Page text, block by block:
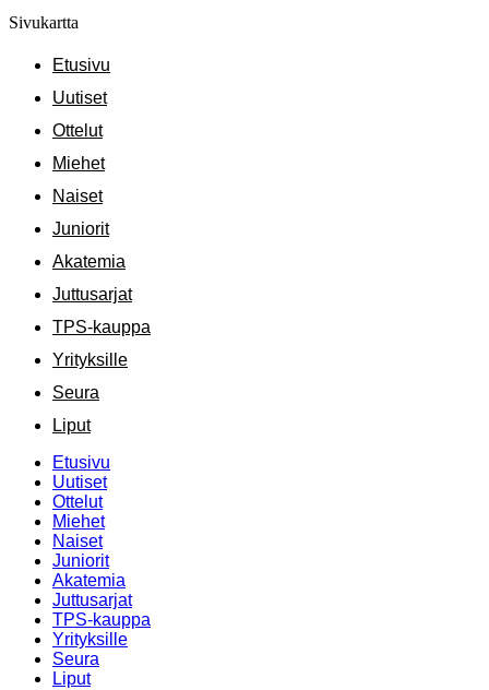
Sivukartta
Etusivu
Uutiset
Ottelut
Miehet
Naiset
Juniorit
Akatemia
Juttusarjat
TPS-kauppa
Yrityksille
Seura
Liput
Etusivu
Uutiset
Ottelut
Miehet
Naiset
Juniorit
Akatemia
Juttusarjat
TPS-kauppa
Yrityksille
Seura
Liput